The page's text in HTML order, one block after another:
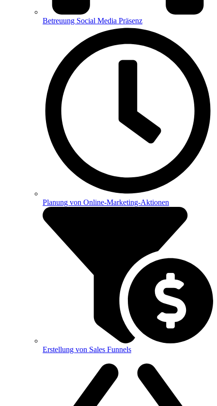
Betreuung Social Media Präsenz
Planung von Online-Marketing-Aktionen
Erstellung von Sales Funnels